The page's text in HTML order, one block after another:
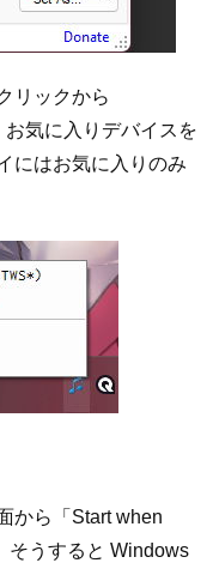
リックから
お気に入りデバイスを
にはお気に入りのみ
から「Start when
そうすると Windows